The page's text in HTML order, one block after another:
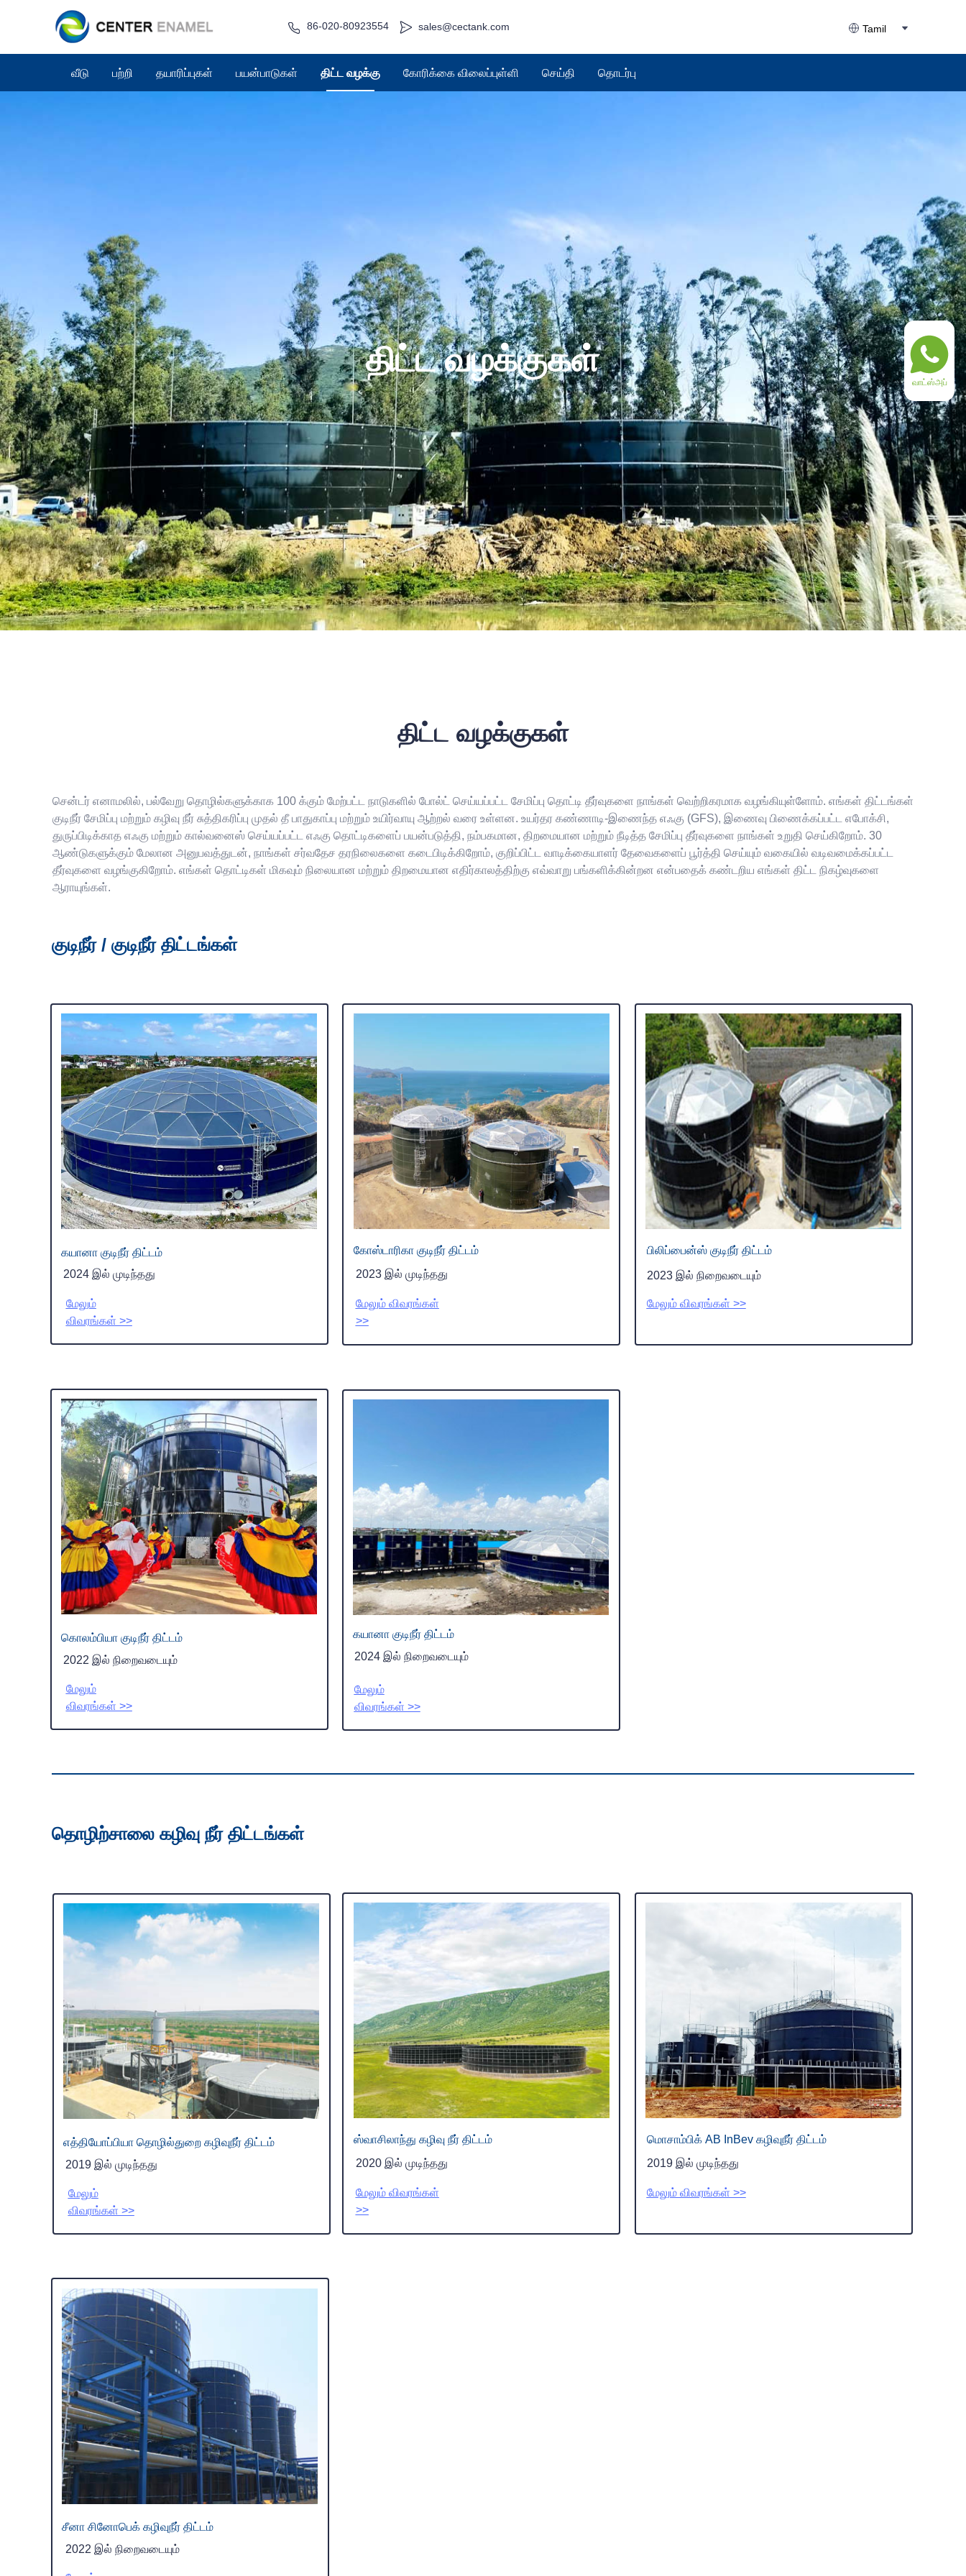
86-020-80923554 sales@cectank.com Tamil
வீடு பற்றி தயாரிப்புகள் பயன்பாடுகள் திட்ட வழக்கு கோரிக்கை விலைப்புள்ளி செய்தி தொடர்பு
திட்ட வழக்குகள்
திட்ட வழக்குகள்
சென்டர் எனாமலில், பல்வேறு தொழில்களுக்காக 100 க்கும் மேற்பட்ட நாடுகளில் போல்ட் செய்யப்பட்ட சேமிப்பு தொட்டி தீர்வுகளை நாங்கள் வெற்றிகரமாக வழங்கியுள்ளோம். எங்கள் திட்டங்கள்
குடிநீர் சேமிப்பு மற்றும் கழிவு நீர் சுத்திகரிப்பு முதல் தீ பாதுகாப்பு மற்றும் உயிர்வாயு ஆற்றல் வரை உள்ளன. உயர்தர கண்ணாடி-இணைந்த எஃகு (GFS), இணைவு பிணைக்கப்பட்ட எபோக்சி,
துருப்பிடிக்காத எஃகு மற்றும் கால்வனைஸ் செய்யப்பட்ட எஃகு தொட்டிகளைப் பயன்படுத்தி, நம்பகமான, திறமையான மற்றும் நீடித்த சேமிப்பு தீர்வுகளை நாங்கள் உறுதி செய்கிறோம். 30
ஆண்டுகளுக்கும் மேலான அனுபவத்துடன், நாங்கள் சர்வதேச தரநிலைகளை கடைபிடிக்கிறோம், குறிப்பிட்ட வாடிக்கையாளர் தேவைகளைப் பூர்த்தி செய்யும் வகையில் வடிவமைக்கப்பட்ட
தீர்வுகளை வழங்குகிறோம். எங்கள் தொட்டிகள் மிகவும் நிலையான மற்றும் திறமையான எதிர்காலத்திற்கு எவ்வாறு பங்களிக்கின்றன என்பதைக் கண்டறிய எங்கள் திட்ட நிகழ்வுகளை
ஆராயுங்கள்.
கயானா குடிநீர் திட்டம்
குடிநீர் / குடிநீர் திட்டங்கள்
கோஸ்டாரிகா குடிநீர் திட்டம்
2024 இல் முடிந்தது
பிலிப்பைன்ஸ் குடிநீர் திட்டம்
மேலும்
விவரங்கள் >>
2023 இல் முடிந்தது
மேலும் விவரங்கள்
>>
2023 இல் நிறைவடையும்
மேலும் விவரங்கள் >>
கொலம்பியா குடிநீர் திட்டம்
2022 இல் நிறைவடையும்
மேலும்
விவரங்கள் >>
கயானா குடிநீர் திட்டம்
2024 இல் நிறைவடையும்
மேலும்
விவரங்கள் >>
தொழிற்சாலை கழிவு நீர் திட்டங்கள்
ஸ்வாசிலாந்து கழிவு நீர் திட்டம் மொசாம்பிக் AB InBev கழிவுநீர் திட்டம்
2020 இல் முடிந்தது
2019 இல் முடிந்தது
மேலும் விவரங்கள்
>>
மேலும் விவரங்கள் >>
எத்தியோப்பியா தொழில்துறை கழிவுநீர் திட்டம்
2019 இல் முடிந்தது
மேலும்
விவரங்கள் >>
சீனா சினோபெக் கழிவுநீர் திட்டம்
2022 இல் நிறைவடையும்
வாட்ஸ்அப்